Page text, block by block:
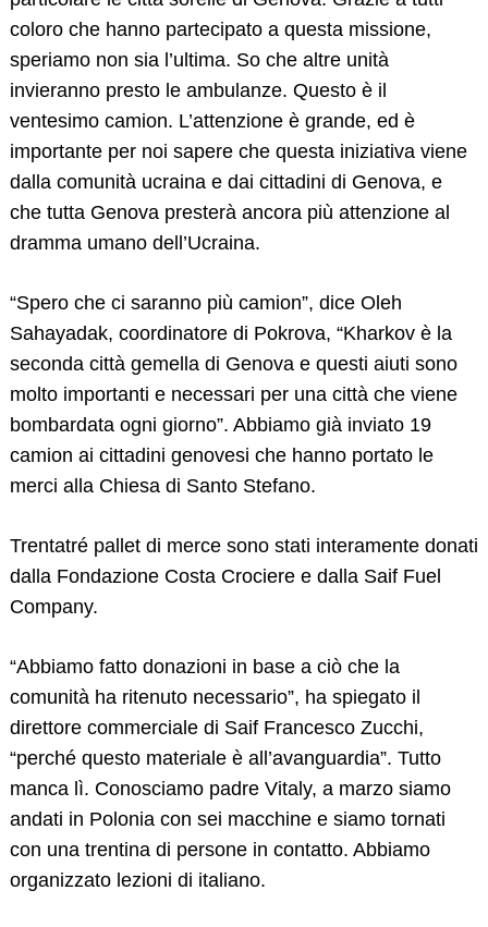
coloro che hanno partecipato a questa missione,
speriamo non sia l’ultima. So che altre unità
invieranno presto le ambulanze. Questo è il
ventesimo camion. L’attenzione è grande, ed è
importante per noi sapere che questa iniziativa viene
dalla comunità ucraina e dai cittadini di Genova, e
che tutta Genova presterà ancora più attenzione al
dramma umano dell’Ucraina.
“Spero che ci saranno più camion”, dice Oleh
Sahayadak, coordinatore di Pokrova, “Kharkov è la
seconda città gemella di Genova e questi aiuti sono
molto importanti e necessari per una città che viene
bombardata ogni giorno”. Abbiamo già inviato 19
camion ai cittadini genovesi che hanno portato le
merci alla Chiesa di Santo Stefano.
Trentatré pallet di merce sono stati interamente donati
dalla Fondazione Costa Crociere e dalla Saif Fuel
Company.
“Abbiamo fatto donazioni in base a ciò che la
comunità ha ritenuto necessario”, ha spiegato il
direttore commerciale di Saif Francesco Zucchi,
“perché questo materiale è all’avanguardia”. Tutto
manca lì. Conosciamo padre Vitaly, a marzo siamo
andati in Polonia con sei macchine e siamo tornati
con una trentina di persone in contatto. Abbiamo
organizzato lezioni di italiano.
Search